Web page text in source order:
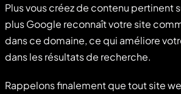
Plus vous créez de contenu pertinent
plus Google reconnaît votre site
dans ce domaine, ce qui améliore
dans les résultats de recherche.
Rappelons finalement que tout site